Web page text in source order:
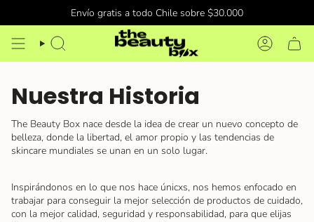
al
contenido
Envío gratis a todo Chile sobre $30.000
BÚSQUEDA CUENTA
Nuestra Historia
The Beauty Box nace desde la idea de crear un nuevo concepto de
belleza, donde la libertad, el amor propio y las tendencias de
skincare mundiales se unan en un solo lugar.
Inspirándonos en lo que nos hace únicxs, nos hemos enfocado en
trabajar para conseguir la mejor selección de productos de cuidado,
con la mejor calidad, seguridad y responsabilidad, para que elijas